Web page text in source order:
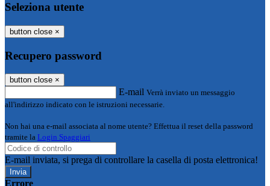
Seleziona utente
button close ×
Recupero password
button close ×
E-mail Verrà inviato un messaggio
all'indirizzo indicato con le istruzioni necessarie.
Non hai una e-mail associata al nome utente? Effettua il reset della password
tramite la Login Spaggiari
E-mail inviata, si prega di controllare la casella di posta elettronica!
Errore